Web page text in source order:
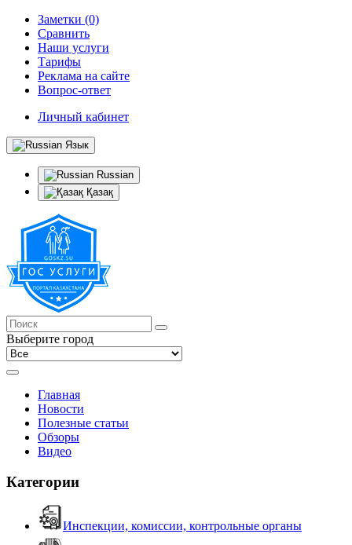
Заметки (0)
Сравнить
Наши услуги
Тарифы
Реклама на сайте
Вопрос-ответ
Личный кабинет
Язык
Russian
Қазақ
Выберите город
Главная
Новости
Полезные статьи
Обзоры
Видео
Категории
Инспекции, комиссии, контрольные органы